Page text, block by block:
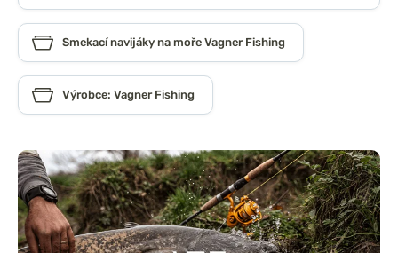
Smekací navijáky na moře Vagner Fishing
Výrobce: Vagner Fishing